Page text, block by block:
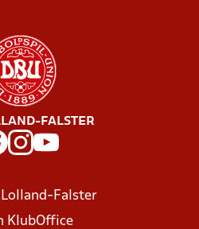
FALSTER
Lolland-Falster
KlubOffice